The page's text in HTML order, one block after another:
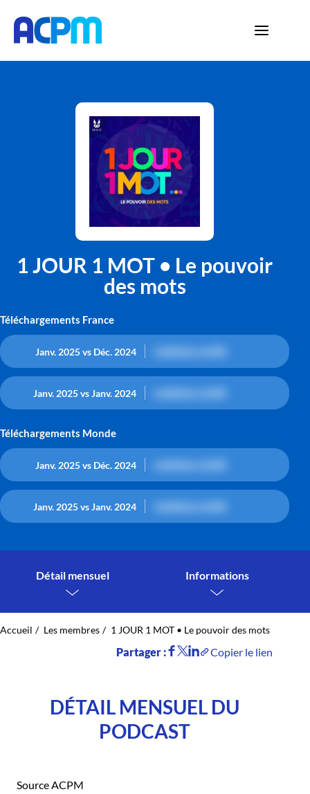
1 JOUR 1 MOT • Le pouvoir
des mots
Téléchargements France
Janv. 2025 vs Déc. 2024
Janv. 2025 vs Janv. 2024
Téléchargements Monde
Janv. 2025 vs Déc. 2024
Janv. 2025 vs Janv. 2024
Détail mensuel Informations
Accueil Les membres 1 JOUR 1 MOT • Le pouvoir des mots
Partager : Copier le lien
DÉTAIL MENSUEL DU
PODCAST
Source ACPM